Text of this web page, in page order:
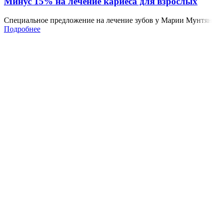
Специальное предложение на лечение зубов у Марии Мунтян
Подробнее